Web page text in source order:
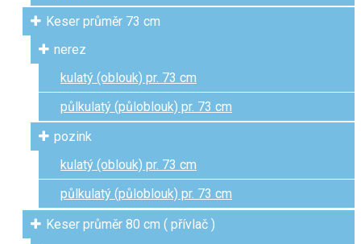
Keser průměr 73 cm
nerez
kulatý (oblouk) pr. 73 cm
půlkulatý (půloblouk) pr. 73 cm
pozink
kulatý (oblouk) pr. 73 cm
půlkulatý (půloblouk) pr. 73 cm
Keser průměr 80 cm ( přívlač )